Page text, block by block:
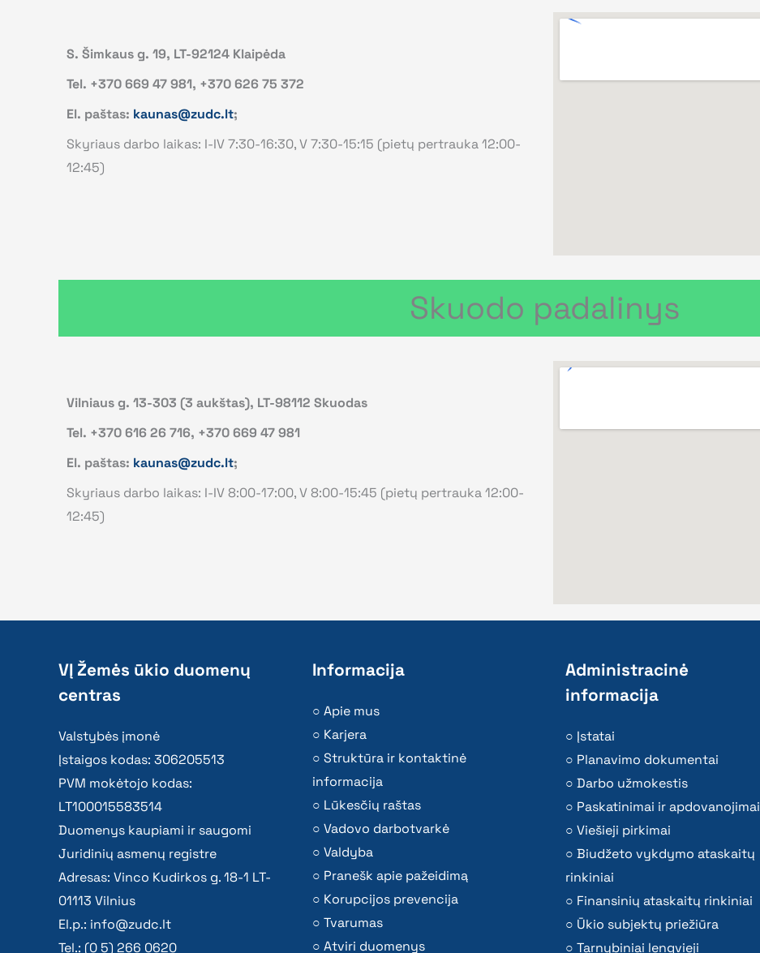
S. Šimkaus g. 19, LT-92124 Klaipėda
Tel. +370 669 47 981, +370 626 75 372
El. paštas: kaunas@zudc.lt;
Skyriaus darbo laikas: I-IV 7:30-16:30, V 7:30-15:15 (pietų pertrauka 12:00-
12:45)
Skuodo padalinys
Vilniaus g. 13-303 (3 aukštas), LT-98112 Skuodas
Tel. +370 616 26 716, +370 669 47 981
El. paštas: kaunas@zudc.lt;
Skyriaus darbo laikas: I-IV 8:00-17:00, V 8:00-15:45 (pietų pertrauka 12:00-
12:45)
VĮ Žemės ūkio duomenų
centras
Valstybės įmonė
Įstaigos kodas: 306205513
PVM mokėtojo kodas:
LT100015583514
Duomenys kaupiami ir saugomi
Juridinių asmenų registre
Adresas: Vinco Kudirkos g. 18-1 LT-
01113 Vilnius
El.p.: info@zudc.lt
Tel.: (0 5) 266 0620
Informacija
Apie mus
Karjera
Struktūra ir kontaktinė
informacija
Lūkesčių raštas
Vadovo darbotvarkė
Valdyba
Pranešk apie pažeidimą
Korupcijos prevencija
Tvarumas
Atviri duomenys
Administracinė
informacija
Įstatai
Planavimo dokumentai
Darbo užmokestis
Paskatinimai ir apdovanojimai
Viešieji pirkimai
Biudžeto vykdymo ataskaitų
rinkiniai
Finansinių ataskaitų rinkiniai
Ūkio subjektų priežiūra
Tarnybiniai lengvieji